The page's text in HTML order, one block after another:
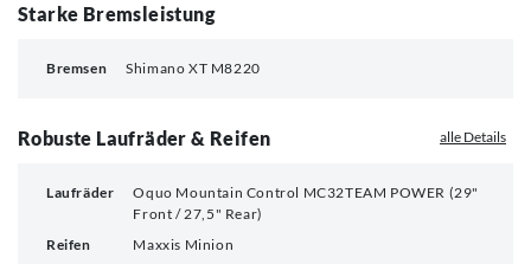
Starke Bremsleistung
Bremsen Shimano XT M8220
Robuste Laufräder & Reifen alle Details
Laufräder
Oquo Mountain Control MC32TEAM POWER (29"
Front / 27,5" Rear)
Reifen
Maxxis Minion